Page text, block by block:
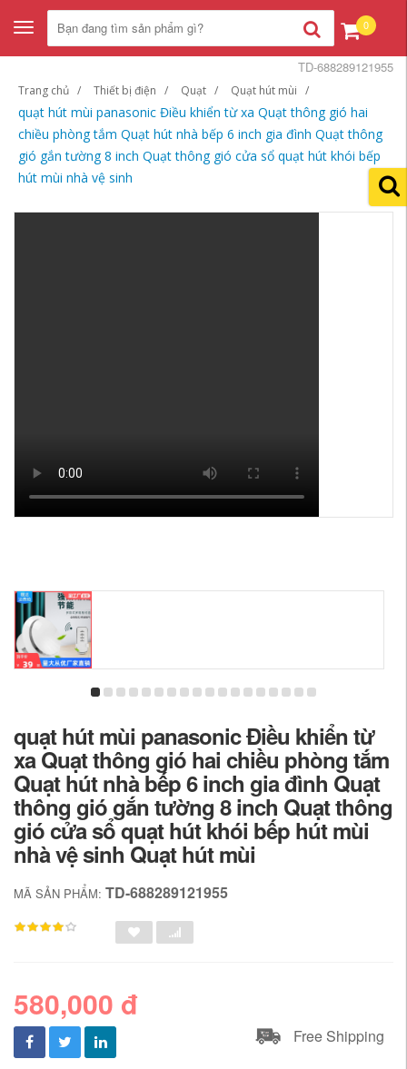
Toggle
navigation
0
Trang chủ Thiết bị điện Quạt Quạt hút mùi
quạt hút mùi panasonic Điều khiển từ xa Quạt thông gió hai
chiều phòng tắm Quạt hút nhà bếp 6 inch gia đình Quạt thông
gió gắn tường 8 inch Quạt thông gió cửa sổ quạt hút khói bếp
hút mùi nhà vệ sinh
TD-688289121955
quạt hút mùi panasonic Điều khiển từ
xa Quạt thông gió hai chiều phòng tắm
Quạt hút nhà bếp 6 inch gia đình Quạt
thông gió gắn tường 8 inch Quạt thông
gió cửa sổ quạt hút khói bếp hút mùi
nhà vệ sinh Quạt hút mùi
MÃ SẢN PHẨM: TD-688289121955
580,000 đ
Free Shipping